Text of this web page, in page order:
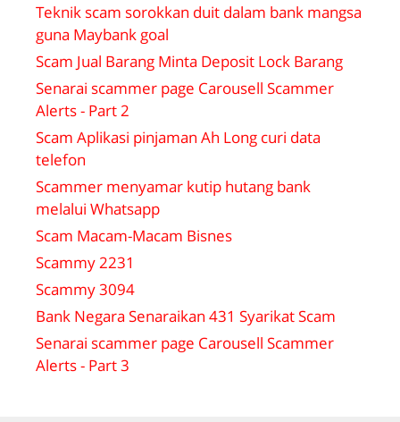
Teknik scam sorokkan duit dalam bank mangsa
guna Maybank goal
Scam Jual Barang Minta Deposit Lock Barang
Senarai scammer page Carousell Scammer
Alerts - Part 2
Scam Aplikasi pinjaman Ah Long curi data
telefon
Scammer menyamar kutip hutang bank
melalui Whatsapp
Scam Macam-Macam Bisnes
Scammy 2231
Scammy 3094
Bank Negara Senaraikan 431 Syarikat Scam
Senarai scammer page Carousell Scammer
Alerts - Part 3